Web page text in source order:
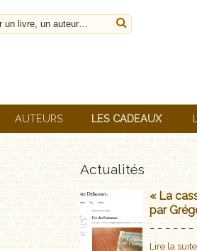
AUTEURS LES CADEAUX
Actualités
« La
par
Lire la suite